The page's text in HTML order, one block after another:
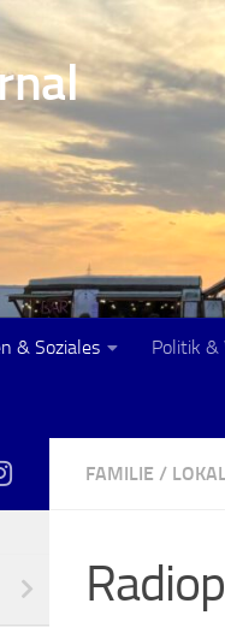
& Soziales Politik &
FAMILIE /